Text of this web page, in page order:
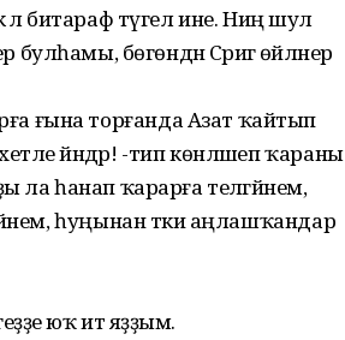
лә битараф түгел ине. Ниңә шул
бөгөндән Сәриәгә өйләнер
ғына торғанда Азат ҡайтып
йәндәр! -тип көнләшеп ҡараны
ла һанап ҡарарға теләгәйнем,
һуңынан тәки аңлашҡандар
юҡ итә яҙҙым.